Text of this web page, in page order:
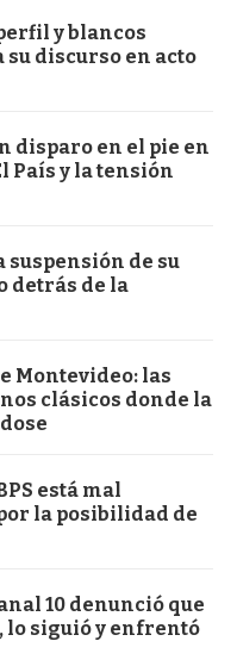
y blancos
discurso en acto
disparo en el pie en
País y la tensión
suspensión de su
detrás de la
Montevideo: las
clásicos donde la
está mal
la posibilidad de
10 denunció que
lo siguió y enfrentó